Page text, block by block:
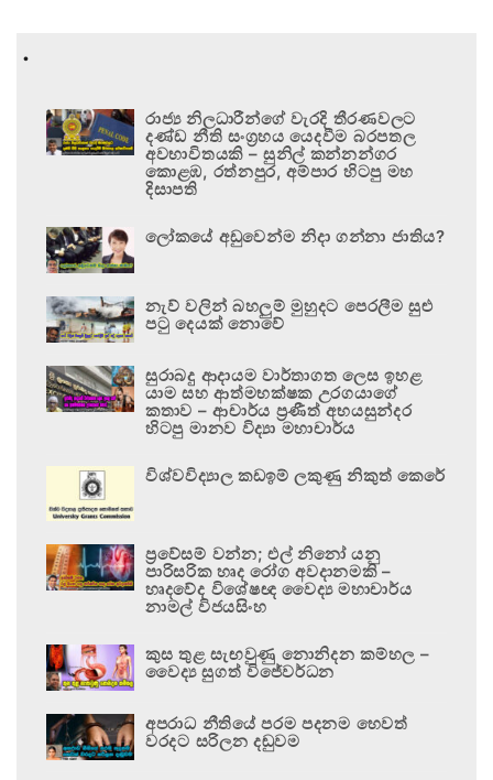
.
රාජ්‍ය නිලධාරීන්ගේ වැරදි තීරණවලට
දණ්ඩ නීති සංග්‍රහය යෙදවීම බරපතල
අවභාවිතයකි – සුනිල් කන්නන්ගර
කොළඹ, රත්නපුර, අම්පාර හිටපු මහ
දිසාපති
ලෝකයේ අඩුවෙන්ම නිදා ගන්නා ජාතිය?
නැව් වලින් බහලුම් මුහුදට පෙරලීම සුළු
පටු දෙයක් නොවේ
සුරාබදු ආදායම වාර්තාගත ලෙස ඉහළ
යාම සහ ආත්මභක්ෂක උරගයාගේ
කතාව – ආචාර්ය ප්‍රණීත් අභයසුන්දර
හිටපු මානව විද්‍යා මහාචාර්ය
විශ්වවිද්‍යාල කඩඉම් ලකුණු නිකුත් කෙරේ
ප්‍රවේසම් වන්න; එල් නිනෝ යනු
පාරිසරික හෘද රෝග අවදානමකි –
හෘදවේද විශේෂඥ වෛද්‍ය මහාචාර්ය
නාමල් විජයසිංහ
කුස තුළ සැඟවුණු නොනිදන කම්හල –
වෛද්‍ය සුගත් විජේවර්ධන
අපරාධ නීතියේ පරම පදනම හෙවත්
වරදට සරිලන දඬුවම